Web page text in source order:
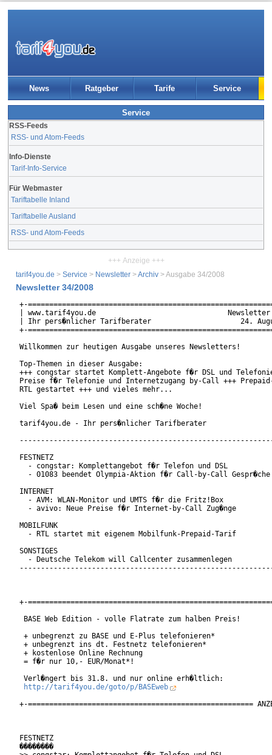
News Ratgeber Tarife Service
Service
RSS-Feeds
RSS- und Atom-Feeds
Info-Dienste
Tarif-Info-Service
Für Webmaster
Tariftabelle Inland
Tariftabelle Ausland
RSS- und Atom-Feeds
+++ Anzeige +++
tarif4you.de > Service > Newsletter >Archiv > Ausgabe 34/2008
Newsletter 34/2008
+-
| www.tarif4you.de                               Newsletter
| Ihr pers�nlicher Tarifberater                     24.
+-
Willkommen zur heutigen Ausgabe unseres Newsletters!
Top-Themen in dieser Ausgabe:
+++ congstar startet Komplett-Angebote f�r DSL und
Preise f�r Telefonie und Internetzugang by-Call +++
RTL gestartet +++ und vieles mehr...
Viel Spa� beim Lesen und eine sch�ne Woche!
tarif4you.de - Ihr pers�nlicher Tarifberater
FESTNETZ
  - congstar: Komplettangebot f�r Telefon und DSL
  - 01083 beendet Olympia-Aktion f�r Call-by-Call Gespr�che
INTERNET
  - AVM: WLAN-Monitor und UMTS f�r die Fritz!Box
  - avivo: Neue Preise f�r Internet-by-Call Zug�nge
MOBILFUNK
  - RTL startet mit eigenem Mobilfunk-Prepaid-Tarif
SONSTIGES
  - Deutsche Telekom will Callcenter zusammenlegen
+-
BASE Web Edition - volle Flatrate zum halben Preis!
+ unbegrenzt zu BASE und E-Plus telefonieren*
+ unbegrenzt ins dt. Festnetz telefonieren*
+ kostenlose Online Rechnung
= f�r nur 10,- EUR/Monat*!
Verl�ngert bis 31.8. und nur online erh�ltlich:
http://tarif4you.de/goto/p/BASEweb
+-=====================================================
FESTNETZ
��������